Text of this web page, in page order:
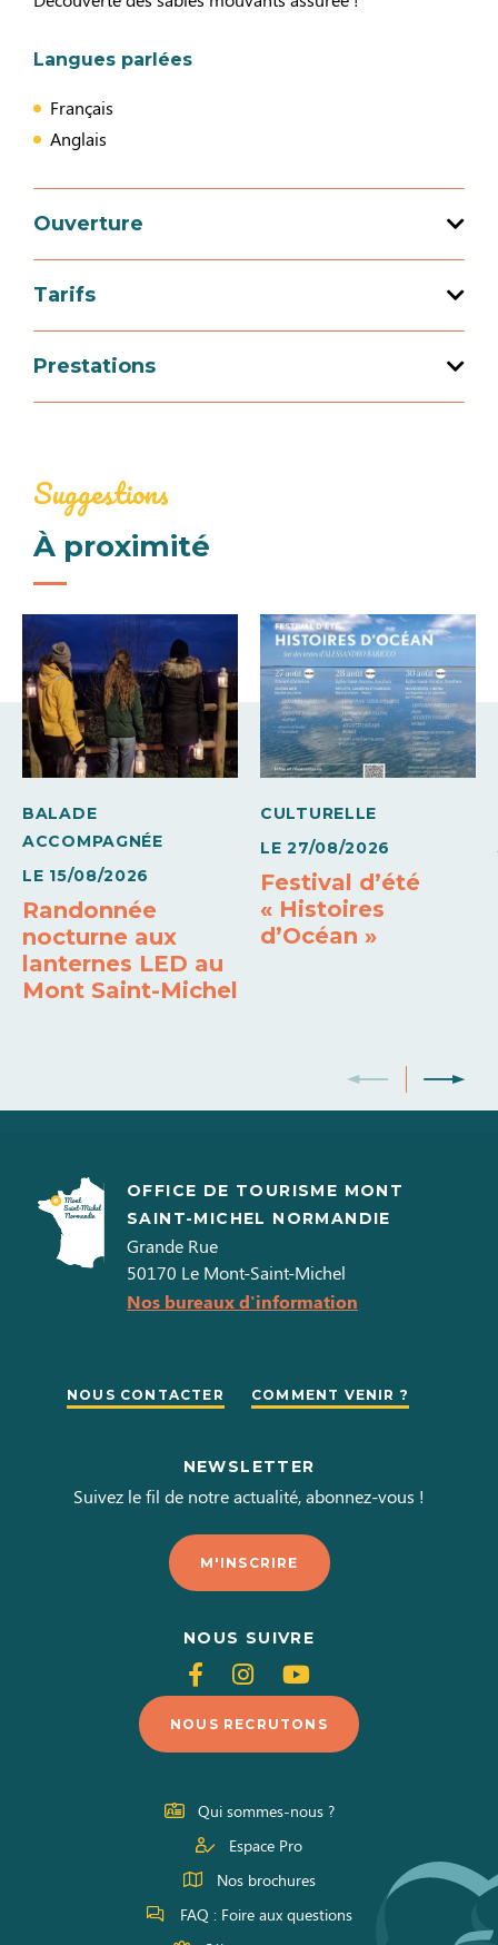
Langues parlées
Français
Anglais
Ouverture
décembre 2026
Tarifs
Moyens de paiement
Carte bleue
Paiement sans contact
Prestations
Visites guidées
Rinçage des pieds
Suggestions
À proximité
BALADE
ACCOMPAGNÉE
LE 15/08/2026
Randonnée
nocturne aux
lanternes LED au
Mont Saint-Michel
CULTURELLE
LE 27/08/2026
Festival d’été
« Histoires
d’Océan »
OFFICE DE TOURISME MONT
SAINT-MICHEL NORMANDIE
Grande Rue
50170 Le Mont-Saint-Michel
Nos bureaux d'information
NOUS CONTACTER COMMENT VENIR ?
NEWSLETTER
Suivez le fil de notre actualité, abonnez-vous !
M'INSCRIRE
NOUS SUIVRE
Suivez-
nous
sur
Facebook
Suivez-
nous
sur
Instagram
Suivez-
nous
sur
Youtube
NOUS RECRUTONS
Qui sommes-nous ?
Espace Pro
Nos brochures
FAQ : Foire aux questions